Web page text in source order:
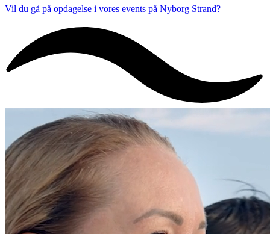
Vil du gå på opdagelse i vores events på Nyborg Strand?